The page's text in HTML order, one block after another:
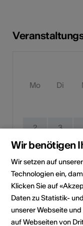
Mo Di
2 3
9 10
16 17
23 24
30 31
Wir benötigen
Wir setzen auf
Technologien ein,
Klicken Sie auf
Daten zu Statistik-
unserer Webseite
auf Webseiten von